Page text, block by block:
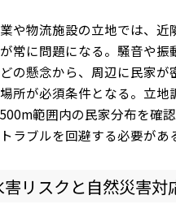
や物流施設の立地では、近
常に問題になる。騒音や振
の懸念から、周辺に民家が
所が必須条件となる。立地
範囲内の民家分布を確
ラブルを回避する必要があ
害リスクと自然災害対